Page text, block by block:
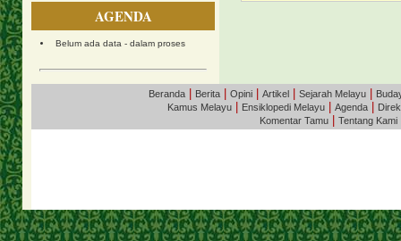
AGENDA
Belum ada data - dalam proses
Beranda Berita Opini Artikel Sejarah Melayu
Kamus Melayu
Ensiklopedi Melayu Agenda
Komentar Tamu
Tentang Kami